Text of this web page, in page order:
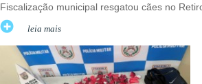
Fiscalização municipal resgatou cães no
leia mais